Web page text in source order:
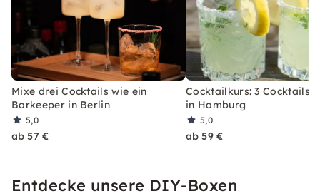
Mixe drei Cocktails wie ein
Barkeeper in Berlin
5,0
ab 57 €
Cocktailkurs: 3 Cocktails
in Hamburg
5,0
ab 59 €
Entdecke unsere DIY-Boxen